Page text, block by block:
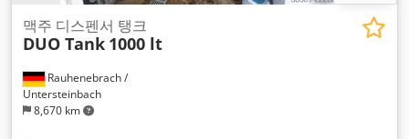
Rauhenebrach /
Untersteinbach
8,670 km
맥주 디스펜서 탱크
DUO Tank 1000 lt